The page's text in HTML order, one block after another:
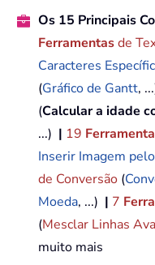
Os 15 Principais
Ferramentasde
Caracteres
(Gráfico de Gantt,
(Calcular a idade
...) | 19
Inserir Imagem
de Conversão (
Moeda, ...) | 7
(Mesclar Linhas
muito mais